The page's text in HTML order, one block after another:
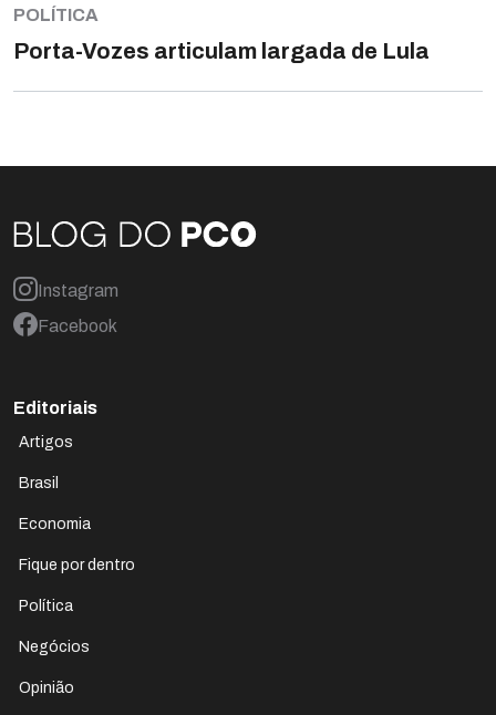
POLÍTICA
Porta-Vozes articulam largada de Lula
Instagram
Facebook
Editoriais
Artigos
Brasil
Economia
Fique por dentro
Política
Negócios
Opinião